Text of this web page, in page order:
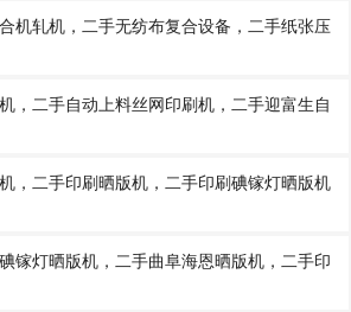
机轧机，二手无纺布复合设备，二手纸张压
，二手自动上料丝网印刷机，二手迎富生自
，二手印刷晒版机，二手印刷碘镓灯晒版机
镓灯晒版机，二手曲阜海恩晒版机，二手印